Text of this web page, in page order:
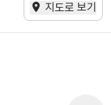
지도로 보기